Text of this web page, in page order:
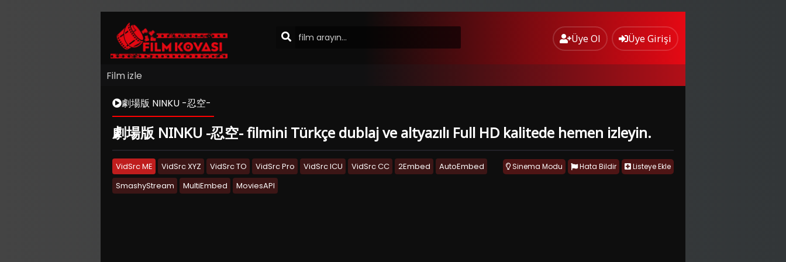
Üye Ol Üye Girişi
Film izle
劇場版 NINKU -忍空-
劇場版 NINKU -忍空- filmini Türkçe dublaj ve altyazılı Full HD kalitede hemen izleyin.
VidSrc ME VidSrc XYZ VidSrc TO VidSrc Pro VidSrc ICU VidSrc CC 2Embed
AutoEmbed
SmashyStream
MultiEmbed MoviesAPI
Listeye Ekle
Hata Bildir
Sinema Modu